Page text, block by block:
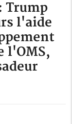
Trump
l'aide
l'OMS,